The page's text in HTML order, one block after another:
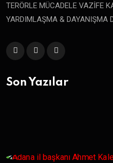
TERÖRLE MÜCADELE VAZİFE
YARDIMLAŞMA & DAYANIŞMA
Son Yazılar